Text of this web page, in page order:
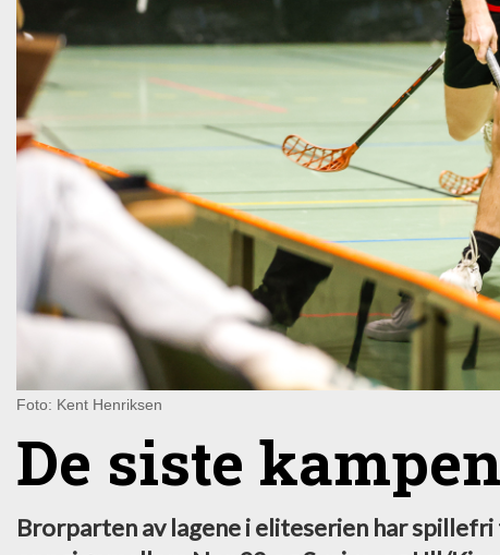
Foto: Kent Henriksen
De siste
Brorparten av lagene i eliteserien har